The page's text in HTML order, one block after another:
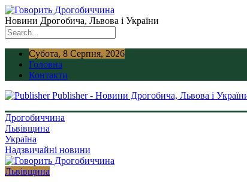
Новини Дрогобича, Львова і України
Субота, 8 Серпня, 2026
Головна
Контакти
Publisher - Новини Дрогобича, Львова і
Дрогобиччина
Львівщина
Україна
Надзвичайні новини
Львівщина